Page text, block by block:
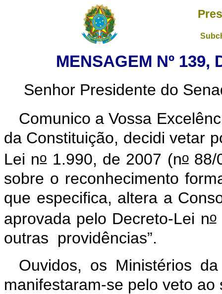
MENSAGEM Nº 139,
Senhor Presidente do
Comunico a Vossa
da Constituição, decidi vetar
Lei no1.990, de 2007 (no88/
sobre o reconhecimento
que especifica, altera a
aprovada pelo Decreto-Lei no
outras providências”.
Ouvidos, os Ministérios
manifestaram-se pelo veto ao